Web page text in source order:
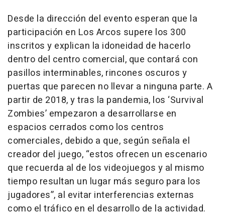
Desde la dirección del evento esperan que la
participación en Los Arcos supere los 300
inscritos y explican la idoneidad de hacerlo
dentro del centro comercial, que contará con
pasillos interminables, rincones oscuros y
puertas que parecen no llevar a ninguna parte. A
partir de 2018, y tras la pandemia, los ‘Survival
Zombies’ empezaron a desarrollarse en
espacios cerrados como los centros
comerciales, debido a que, según señala el
creador del juego, “estos ofrecen un escenario
que recuerda al de los videojuegos y al mismo
tiempo resultan un lugar más seguro para los
jugadores”, al evitar interferencias externas
como el tráfico en el desarrollo de la actividad.